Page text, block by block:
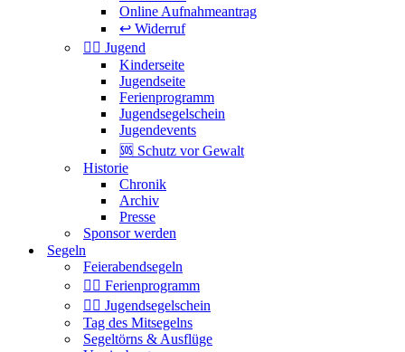
Historie
Chronik
Archiv
Presse
Sponsor werden
Feierabendsegeln
🏴‍☠️ Ferienprogramm
🏴‍☠️ Jugendsegelschein
Tag des Mitsegelns
Segeltörns & Ausflüge
Vereinsboote
🆘 Sicherheit
Segel-Center Gilliard
Interessante Links
Gemeinschaft
⚓️ Segelforum
🆘 Schutz vor Gewalt
Zugang, Passwort & Avatar
FAQ